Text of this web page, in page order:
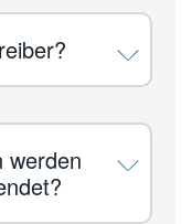
werden